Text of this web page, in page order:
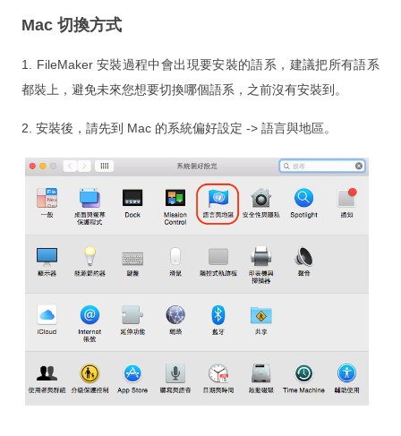
FileMaker Custom Development
Inquiry
Showcases
From FileMaker 3.0 to 17
From FileMaker 3.0 to 17
iPad / Mac ／ PC Integration of
Questionnaire System
Mac 切換方式
1. FileMaker 安裝過程中會出現要安裝的語系，建議把所有語系
都裝上，避免未來您想要切換哪個語系，之前沒有安裝到。
2. 安裝後，請先到 Mac 的系統偏好設定 -> 語言與地區。